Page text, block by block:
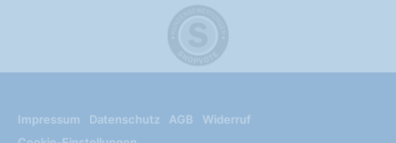
Impressum Datenschutz AGB
Widerruf